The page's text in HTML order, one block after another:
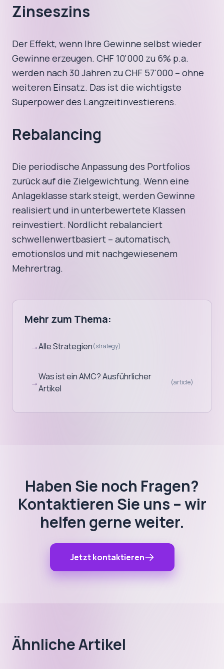
Zinseszins
Der Effekt, wenn Ihre Gewinne selbst wieder
Gewinne erzeugen. CHF 10'000 zu 6% p.a.
werden nach 30 Jahren zu CHF 57'000 – ohne
weiteren Einsatz. Das ist die wichtigste
Superpower des Langzeitinvestierens.
Rebalancing
Die periodische Anpassung des Portfolios
zurück auf die Zielgewichtung. Wenn eine
Anlageklasse stark steigt, werden Gewinne
realisiert und in unterbewertete Klassen
reinvestiert. Nordlicht rebalanciert
schwellenwertbasiert – automatisch,
emotionslos und mit nachgewiesenem
Mehrertrag.
Mehr zum Thema:
→Alle Strategien(strategy)
→
Was ist ein AMC? Ausführlicher
Artikel
(article)
Haben Sie noch Fragen?
Kontaktieren Sie uns – wir
helfen gerne weiter.
Jetzt kontaktieren
Ähnliche Artikel